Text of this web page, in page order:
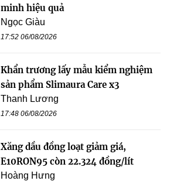
minh hiệu quả
Ngọc Giàu
17:52 06/08/2026
Khẩn trương lấy mẫu kiểm nghiệm
sản phẩm Slimaura Care x3
Thanh Lương
17:48 06/08/2026
Xăng dầu đồng loạt giảm giá,
E10RON95 còn 22.324 đồng/lít
Hoàng Hưng